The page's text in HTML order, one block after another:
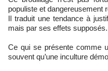
populiste et dangereusement
Il traduit une tendance à
mais par ses effets supposés.
Ce qui se présente comme
souvent qu’une inculture